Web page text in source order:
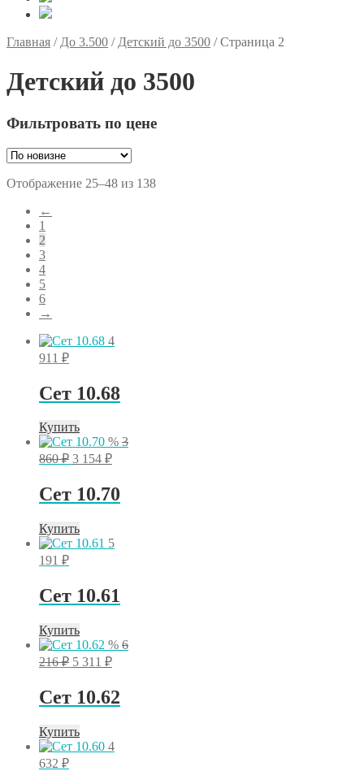
Главная / До 3.500 / Детский до 3500 /Страница 2
Детский до 3500
Фильтровать по цене
Отображение 25–48 из 138Сортировка:
←
1
2
3
4
5
6
→
4
911 ₽
Сет 10.68
Купить
% 3
860₽ Первоначальная
составляла
3
3 154 ₽Текущая
3
154 ₽.
Сет 10.70
Купить
5
191 ₽
Сет 10.61
Купить
% 6
216₽ Первоначальная
составляла
6
5 311 ₽Текущая
5
311 ₽.
Сет 10.62
Купить
4
632 ₽